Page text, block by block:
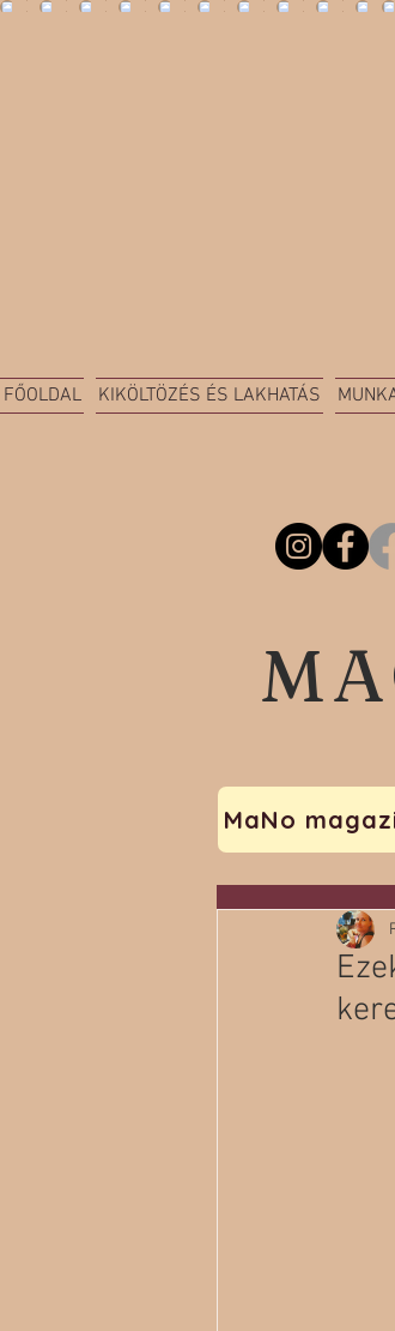
FŐOLDAL KIKÖLTÖZÉS ÉS LAKHATÁS
MaNo